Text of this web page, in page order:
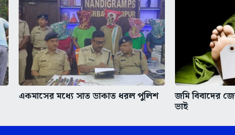
একমাসের মধ্যে সাত ডাকাত ধরল পুলিশ জমি বিবাদের
ভাই